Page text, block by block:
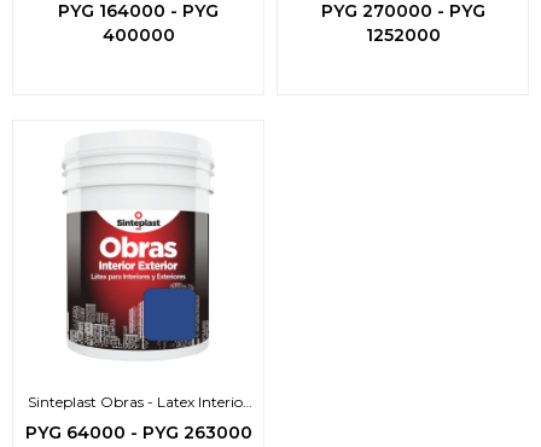
PYG 164000 - PYG
400000
PYG 270000 - PYG
1252000
Sinteplast Obras - Latex Interior
Exterior
PYG 64000 - PYG 263000